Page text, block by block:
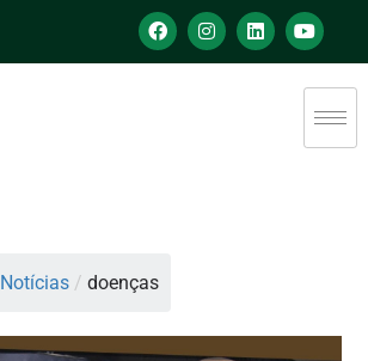
Notícias / doenças